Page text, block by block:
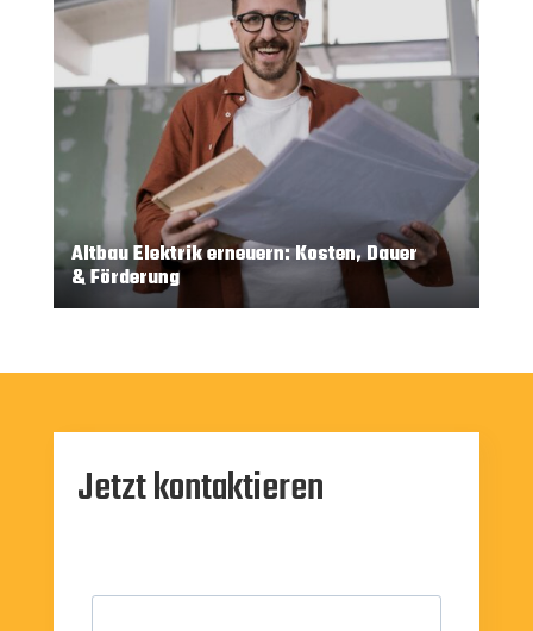
Altbau Elektrik erneuern: Kosten, Dauer
& Förderung
Jetzt kontaktieren